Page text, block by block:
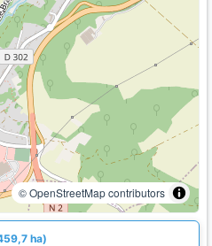
© OpenStreetMap contributors
ha)